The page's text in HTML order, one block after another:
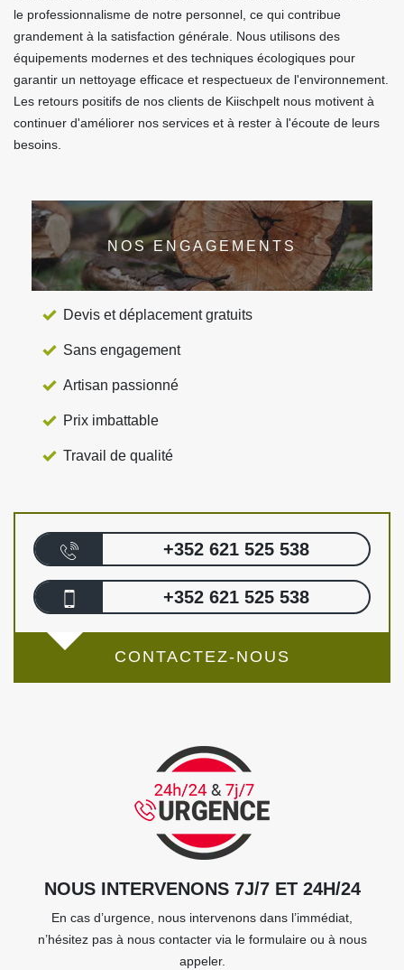
le professionnalisme de notre personnel, ce qui contribue
grandement à la satisfaction générale. Nous utilisons des
équipements modernes et des techniques écologiques pour
garantir un nettoyage efficace et respectueux de l'environnement.
Les retours positifs de nos clients de Kiischpelt nous motivent à
continuer d'améliorer nos services et à rester à l'écoute de leurs
besoins.
NOS ENGAGEMENTS
Devis et déplacement gratuits
Sans engagement
Artisan passionné
Prix imbattable
Travail de qualité
+352 621 525 538
+352 621 525 538
CONTACTEZ-NOUS
NOUS INTERVENONS 7J/7 ET 24H/24
En cas d’urgence, nous intervenons dans l’immédiat,
n’hésitez pas à nous contacter via le formulaire ou à nous
appeler.